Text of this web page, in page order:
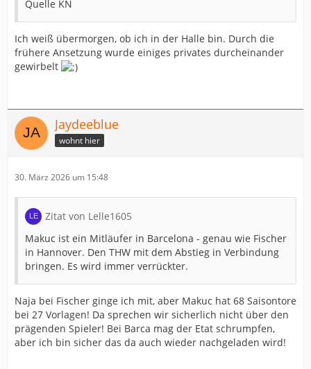
Quelle KN
Ich weiß übermorgen, ob ich in der Halle bin. Durch die
frühere Ansetzung wurde einiges privates durcheinander
gewirbelt
Jaydeeblue
wohnt hier
30. März 2026 um 15:48
Zitat von Lelle1605
Makuc ist ein Mitläufer in Barcelona - genau wie Fischer
in Hannover. Den THW mit dem Abstieg in Verbindung
bringen. Es wird immer verrückter.
Naja bei Fischer ginge ich mit, aber Makuc hat 68 Saisontore
bei 27 Vorlagen! Da sprechen wir sicherlich nicht über den
prägenden Spieler! Bei Barca mag der Etat schrumpfen,
aber ich bin sicher das da auch wieder nachgeladen wird!